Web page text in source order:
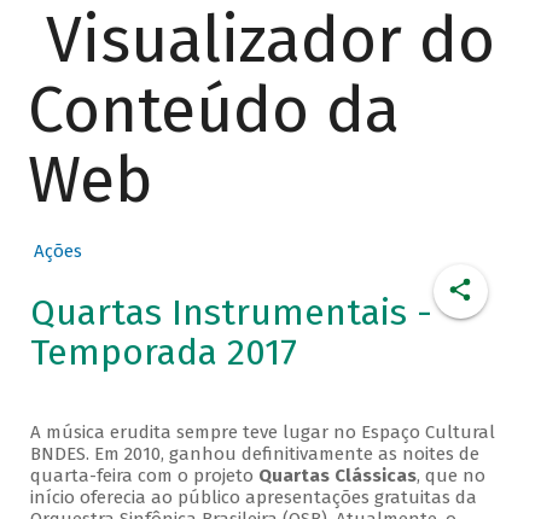
Visualizador do
Conteúdo da
Web
Ações
Quartas Instrumentais -
Temporada 2017
A música erudita sempre teve lugar no Espaço Cultural
BNDES. Em 2010, ganhou definitivamente as noites de
quarta-feira com o projeto Quartas Clássicas, que no
início oferecia ao público apresentações gratuitas da